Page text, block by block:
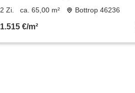
2 Zi. ca. 65,00 m² Bottrop 46236
1.515 €/m²